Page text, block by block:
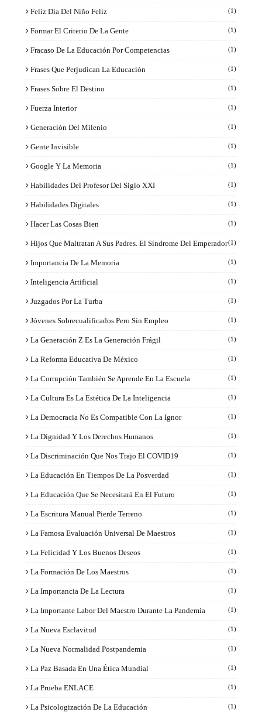
Feliz Día Del Niño Feliz (1)
Formar El Criterio De La Gente (1)
Fracaso De La Educación Por Competencias (1)
Frases Que Perjudican La Educación (1)
Frases Sobre El Destino (1)
Fuerza Interior (1)
Generación Del Milenio (1)
Gente Invisible (1)
Google Y La Memoria (1)
Habilidades Del Profesor Del Siglo XXI (1)
Habilidades Digitales (1)
Hacer Las Cosas Bien (1)
Hijos Que Maltratan A Sus Padres. El Síndrome Del Emperador(1)
Importancia De La Memoria (1)
Inteligencia Artificial (1)
Juzgados Por La Turba (1)
Jóvenes Sobrecualificados Pero Sin Empleo (1)
La Generación Z Es La Generación Frágil (1)
La Reforma Educativa De México (1)
La Corrupción También Se Aprende En La Escuela (1)
La Cultura Es La Estética De La Inteligencia (1)
La Democracia No Es Compatible Con La Ignor (1)
La Dignidad Y Los Derechos Humanos (1)
La Discriminación Que Nos Trajo El COVID19 (1)
La Educación En Tiempos De La Posverdad (1)
La Educación Que Se Necesitará En El Futuro (1)
La Escritura Manual Pierde Terreno (1)
La Famosa Evaluación Universal De Maestros (1)
La Felicidad Y Los Buenos Deseos (1)
La Formación De Los Maestros (1)
La Importancia De La Lectura (1)
La Importante Labor Del Maestro Durante La Pandemia (1)
La Nueva Esclavitud (1)
La Nueva Normalidad Postpandemia (1)
La Paz Basada En Una Ética Mundial (1)
La Prueba ENLACE (1)
La Psicologización De La Educación (1)